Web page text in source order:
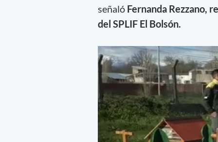
señaló Fernanda Rezzano,
del SPLIF El Bolsón.